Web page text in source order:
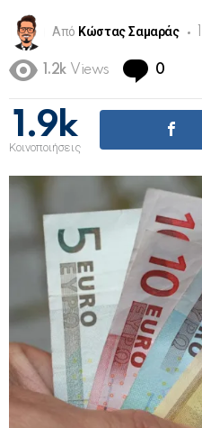
Από Κώστας Σαμαράς
1.2k Views 0
1.9k
Κοινοποιήσεις